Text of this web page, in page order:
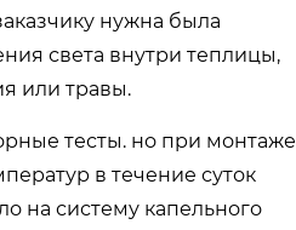
нужна была
света внутри теплицы,
или травы.
тесты. но при монтаже
в течение суток
на систему капельного